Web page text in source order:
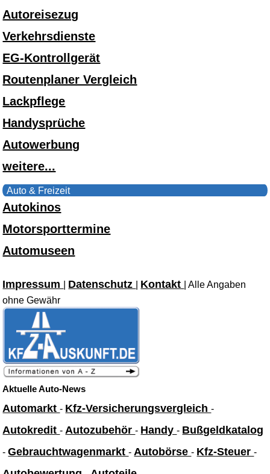
Autoreisezug
Verkehrsdienste
EG-Kontrollgerät
Routenplaner Vergleich
Lackpflege
Handysprüche
Autowerbung
weitere...
Auto & Freizeit
Autokinos
Motorsporttermine
Automuseen
Impressum Datenschutz Kontakt
| Alle Angaben
ohne Gewähr
Aktuelle Auto-News
Automarkt- Kfz-Versicherungsvergleich-
Autokredit- Autozubehör- Handy- Bußgeldkatalog
-Gebrauchtwagenmarkt- Autobörse- Kfz-Steuer-